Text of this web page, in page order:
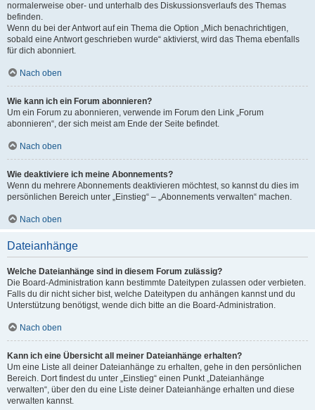
normalerweise ober- und unterhalb des Diskussionsverlaufs des Themas
befinden.
Wenn du bei der Antwort auf ein Thema die Option „Mich benachrichtigen,
sobald eine Antwort geschrieben wurde“ aktivierst, wird das Thema ebenfalls
für dich abonniert.
Nach oben
Wie kann ich ein Forum abonnieren?
Um ein Forum zu abonnieren, verwende im Forum den Link „Forum
abonnieren“, der sich meist am Ende der Seite befindet.
Nach oben
Wie deaktiviere ich meine Abonnements?
Wenn du mehrere Abonnements deaktivieren möchtest, so kannst du dies im
persönlichen Bereich unter „Einstieg“ – „Abonnements verwalten“ machen.
Nach oben
Dateianhänge
Welche Dateianhänge sind in diesem Forum zulässig?
Die Board-Administration kann bestimmte Dateitypen zulassen oder verbieten.
Falls du dir nicht sicher bist, welche Dateitypen du anhängen kannst und du
Unterstützung benötigst, wende dich bitte an die Board-Administration.
Nach oben
Kann ich eine Übersicht all meiner Dateianhänge erhalten?
Um eine Liste all deiner Dateianhänge zu erhalten, gehe in den persönlichen
Bereich. Dort findest du unter „Einstieg“ einen Punkt „Dateianhänge
verwalten“, über den du eine Liste deiner Dateianhänge erhalten und diese
verwalten kannst.